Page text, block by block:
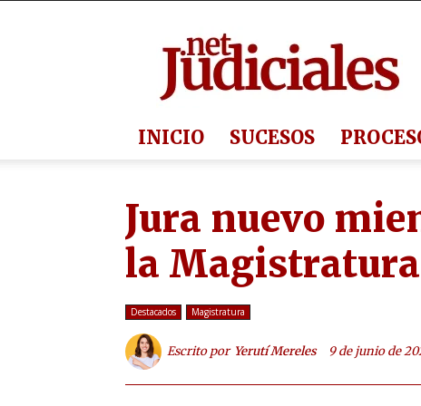
INICIO SUCESOS
Jura nuevo
la Magistratura
Destacados Magistratura
Escrito por Yerutí Mereles 9 de junio de